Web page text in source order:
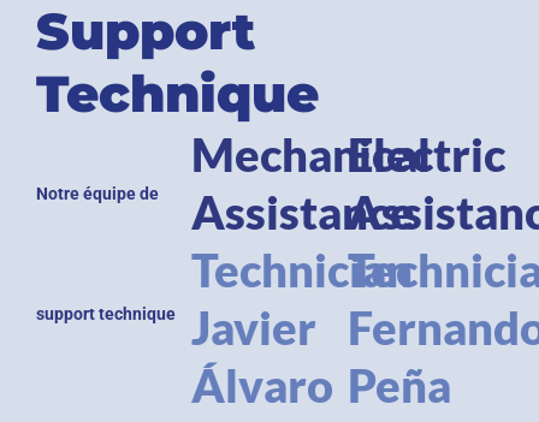
Support
Technique
Notre équipe de
support technique
Mechanical
Assistance
Technician
Javier
Álvaro
Electric
Peña